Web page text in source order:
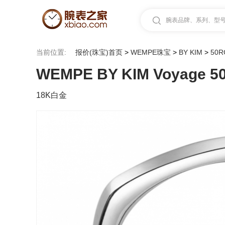
腕表品牌、系列、型
当前位置: 报价(珠宝)首页 > WEMPE珠宝 > BY KIM >
WEMPE BY KIM Voyage
18K白金